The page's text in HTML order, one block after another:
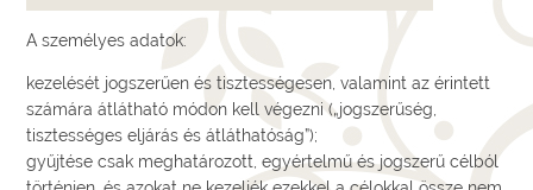
A személyes adatok:
kezelését jogszerűen és tisztességesen, valamint az érintett
számára átlátható módon kell végezni („jogszerűség,
tisztességes eljárás és átláthatóság”);
gyűjtése csak meghatározott, egyértelmű és jogszerű célból